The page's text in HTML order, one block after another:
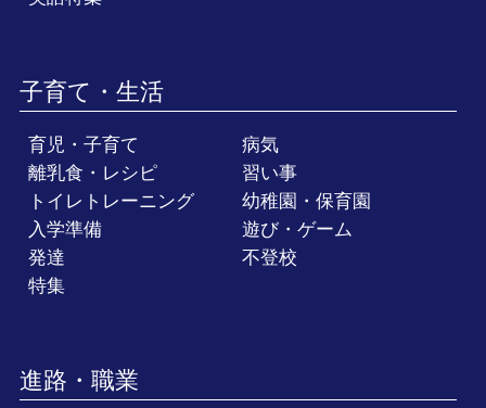
子育て・生活
育児・子育て
病気
離乳食・レシピ
習い事
トイレトレーニング
幼稚園・保育園
入学準備
遊び・ゲーム
発達
不登校
特集
進路・職業